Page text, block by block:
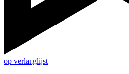
op verlanglijst